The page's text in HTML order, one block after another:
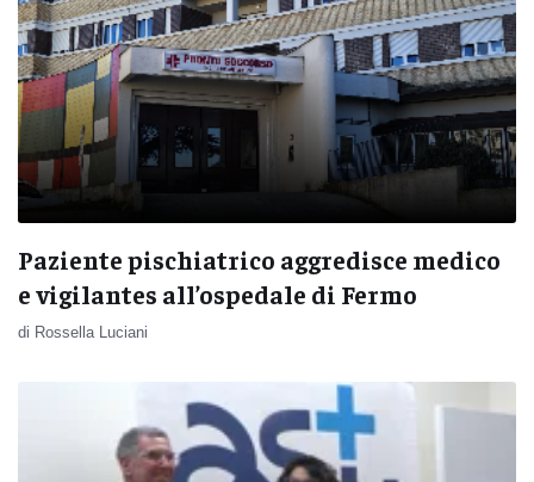
Paziente pischiatrico aggredisce medico
e vigilantes all’ospedale di Fermo
di Rossella Luciani